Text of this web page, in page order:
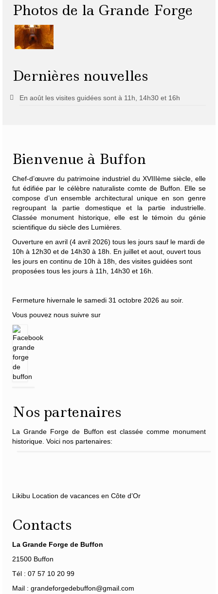
Photos de la Grande Forge
Dernières nouvelles
En août les visites guidées sont à 11h, 14h30 et 16h
Bienvenue à Buffon
Chef-d’œuvre du patrimoine industriel du XVIIIème siècle, elle
fut édifiée par le célèbre naturalistecomte de Buffon. Elle se
compose d’un ensemble architectural unique en son genre
regroupant la partie domestique et la partie industrielle.
Classée monument historique, elle est le témoin du génie
scientifique du siècle des Lumières.
Ouverture en avril (4 avril 2026) tous les jours sauf le mardi de
10h à 12h30 et de 14h30 à 18h. En juillet et aout, ouvert tous
les jours en continu de 10h à 18h, des visites guidées sont
proposées tous les jours à 11h, 14h30 et 16h.
Fermeture hivernale le samedi 31 octobre 2026 au soir.
Vous pouvez nous suivre sur
Nos partenaires
La Grande Forge de Buffon est classée comme monument
historique. Voici nos partenaires:
Likibu Location de vacances en Côte d’Or
Contacts
La Grande Forge de Buffon
21500 Buffon
Tél : 07 57 10 20 99
Mail : grandeforgedebuffon@gmail.com